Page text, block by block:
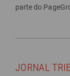
parte do
JORNAL